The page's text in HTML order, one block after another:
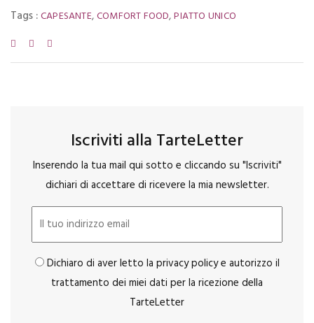
Tags :CAPESANTE,COMFORT FOOD,PIATTO UNICO
Iscriviti alla TarteLetter
Inserendo la tua mail qui sotto e cliccando su "Iscriviti"
dichiari di accettare di ricevere la mia newsletter.
Dichiaro di aver letto la privacy policy e autorizzo il
trattamento dei miei dati per la ricezione della
TarteLetter